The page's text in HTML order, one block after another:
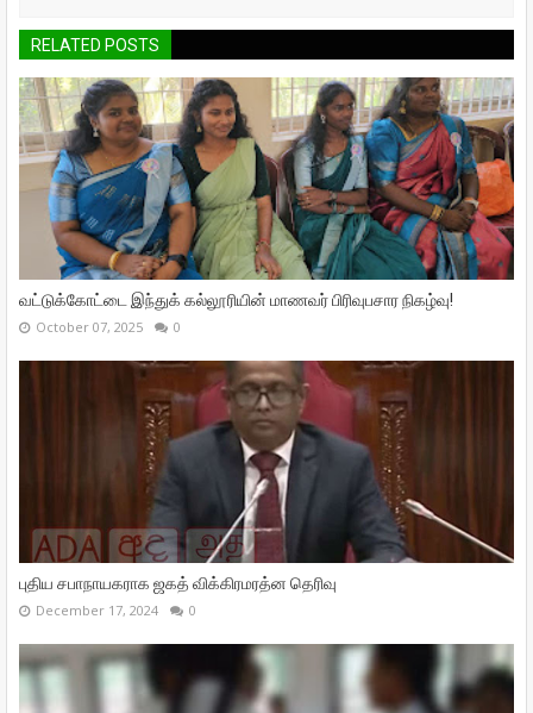
RELATED POSTS
வட்டுக்கோட்டை இந்துக் கல்லூரியின் மாணவர் பிரிவுபசார நிகழ்வு!
October 07, 2025 0
புதிய சபாநாயகராக ஜகத் விக்கிரமரத்ன தெரிவு
December 17, 2024 0